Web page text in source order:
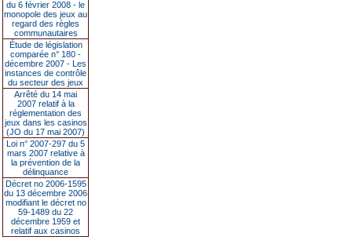
du 6 février 2008 - le
monopole des jeux au
regard des règles
communautaires
Étude de législation
comparée n° 180 -
décembre 2007 - Les
instances de contrôle
du secteur des jeux
Arrêté du 14 mai
2007 relatif à la
réglementation des
jeux dans les casinos
(JO du 17 mai 2007)
Loi n° 2007-297 du 5
mars 2007 relative à
la prévention de la
délinquance
Décret no 2006-1595
du 13 décembre 2006
modifiant le décret no
59-1489 du 22
décembre 1959 et
relatif aux casinos